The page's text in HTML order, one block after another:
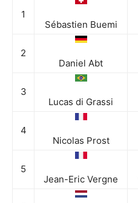
1
Sébastien Buemi
2
Daniel Abt
3
Lucas di Grassi
4
Nicolas Prost
5
Jean-Eric Vergne